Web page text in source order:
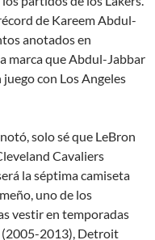
de Kareem Abdul-
anotados en
marca que Abdul-Jabbar
con Los Angeles
solo sé que LeBron
Cavaliers
la séptima camiseta
uno de los
vestir en temporadas
(2005-2013), Detroit